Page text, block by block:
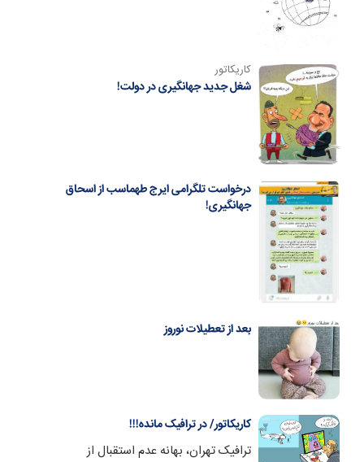
کاریکاتور
شغل جدید جهانگیری در دولت!
درخواست تلگرامی ایرج طهماسب از اسحاق
جهانگیری!
بعد از تعطیلات نوروز
کاریکاتور/ در ترافیک مانده!!!
ترافیک تهران، بهانه‌ عدم استقبال از